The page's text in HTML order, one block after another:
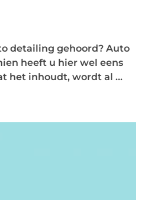
detailing gehoord? Auto
heeft u hier wel eens
het inhoudt, wordt al ...